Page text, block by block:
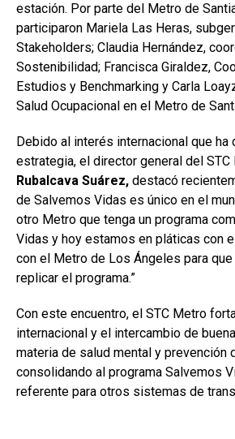
estación. Por parte del Metro de
participaron Mariela Las Heras,
Stakeholders; Claudia Hernández,
Sostenibilidad; Francisca Giraldez,
Estudios y Benchmarking y Carla
Salud Ocupacional en el Metro de
Debido al interés internacional que
estrategia, el director general del STC
Rubalcava Suárez, destacó
de Salvemos Vidas es único en el
otro Metro que tenga un programa
Vidas y hoy estamos en pláticas con
con el Metro de Los Ángeles para
replicar el programa.”
Con este encuentro, el STC Metro
internacional y el intercambio de
materia de salud mental y prevención
consolidando al programa Salvemos
referente para otros sistemas de